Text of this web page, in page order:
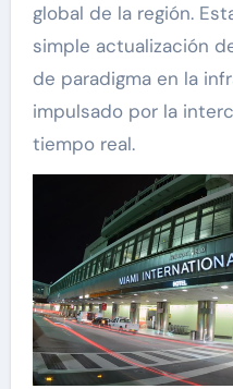
global de la región.
simple actualización
de paradigma en la
impulsado por la
tiempo real.